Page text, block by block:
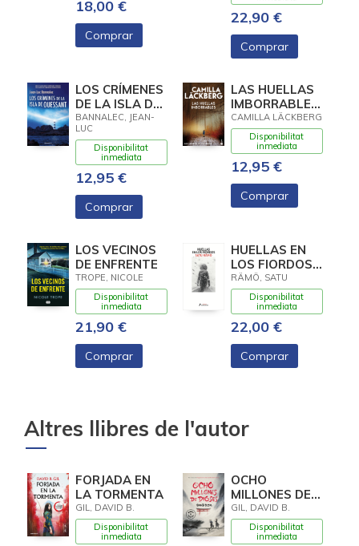
18,00 €
Comprar
22,90 €
Comprar
LOS CRÍMENES
DE LA ISLA DE
OUESSANT
(COMISARIO
DUPIN 13)
BANNALEC, JEAN-
LUC
Disponibilitat
inmediata
12,95 €
Comprar
LAS HUELLAS
IMBORRABLES
(LOS
CRIMENES DE
FJALLBACK
CAMILLA LÄCKBERG
Disponibilitat
inmediata
12,95 €
Comprar
LOS VECINOS
DE ENFRENTE
TROPE, NICOLE
Disponibilitat
inmediata
21,90 €
Comprar
HUELLAS EN
LOS FIORDOS
(HILDUR 1)
RÄMÖ, SATU
Disponibilitat
inmediata
22,00 €
Comprar
Altres llibres de l'autor
FORJADA EN
LA TORMENTA
GIL, DAVID B.
Disponibilitat
inmediata
OCHO
MILLONES DE
DIOSES
GIL, DAVID B.
Disponibilitat
inmediata